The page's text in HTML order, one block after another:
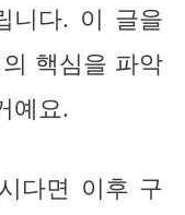
니다. 이 글을
핵심을 파악
예요.
다면 이후 구